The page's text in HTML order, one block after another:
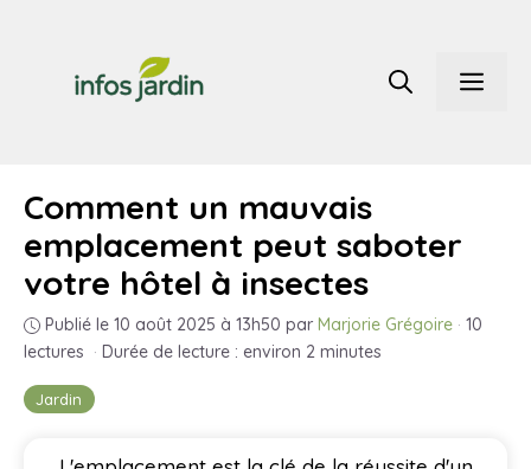
contenu
Jardin
Comment un mauvais
emplacement peut saboter
votre hôtel à insectes
Publié le 10 août 2025 à 13h50 par Marjorie Grégoire · 10
lectures · Durée de lecture : environ 2 minutes